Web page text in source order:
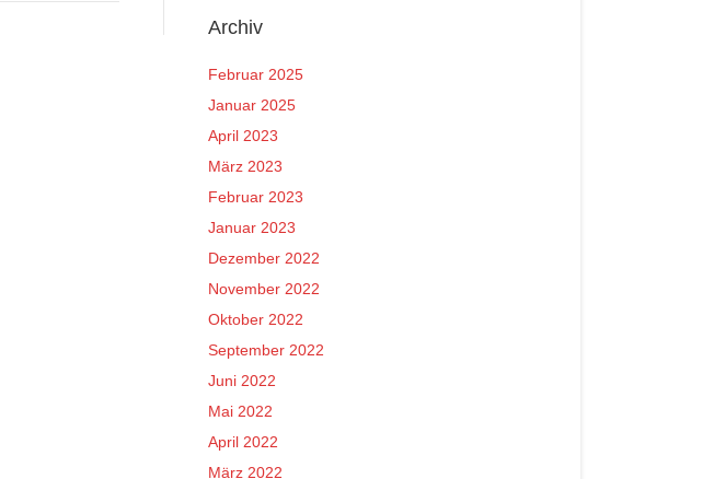
Archiv
Februar 2025
Januar 2025
April 2023
März 2023
Februar 2023
Januar 2023
Dezember 2022
November 2022
Oktober 2022
September 2022
Juni 2022
Mai 2022
April 2022
März 2022